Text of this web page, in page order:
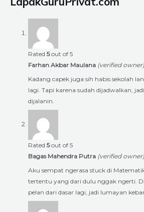
Rated 5out of 5
Farhan Akbar Maulana (verified owner)
Kadang capek juga sih habis sekolah
lagi. Tapi karena sudah dijadwalkan,
dijalanin.
Rated 5out of 5
Bagas Mahendra Putra (verified owner)
Aku sempat ngerasa stuck di
tertentu yang dari dulu nggak ngerti.
pelan dari dasar lagi, jadi lumayan